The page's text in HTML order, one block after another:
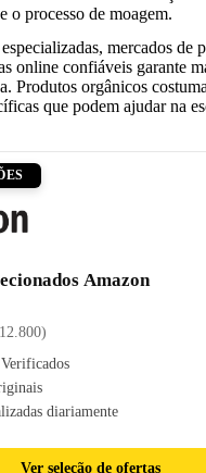
o processo de moagem.
mercados de
online confiáveis garante
Produtos orgânicos
que podem ajudar na
Amazon
diariamente
Ver seleção de ofertas